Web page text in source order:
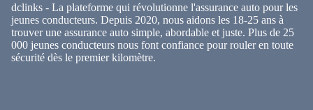
dclinks - La plateforme qui révolutionne l'assurance auto pour les
jeunes conducteurs. Depuis 2020, nous aidons les 18-25 ans à
trouver une assurance auto simple, abordable et juste. Plus de 25
000 jeunes conducteurs nous font confiance pour rouler en toute
sécurité dès le premier kilomètre.